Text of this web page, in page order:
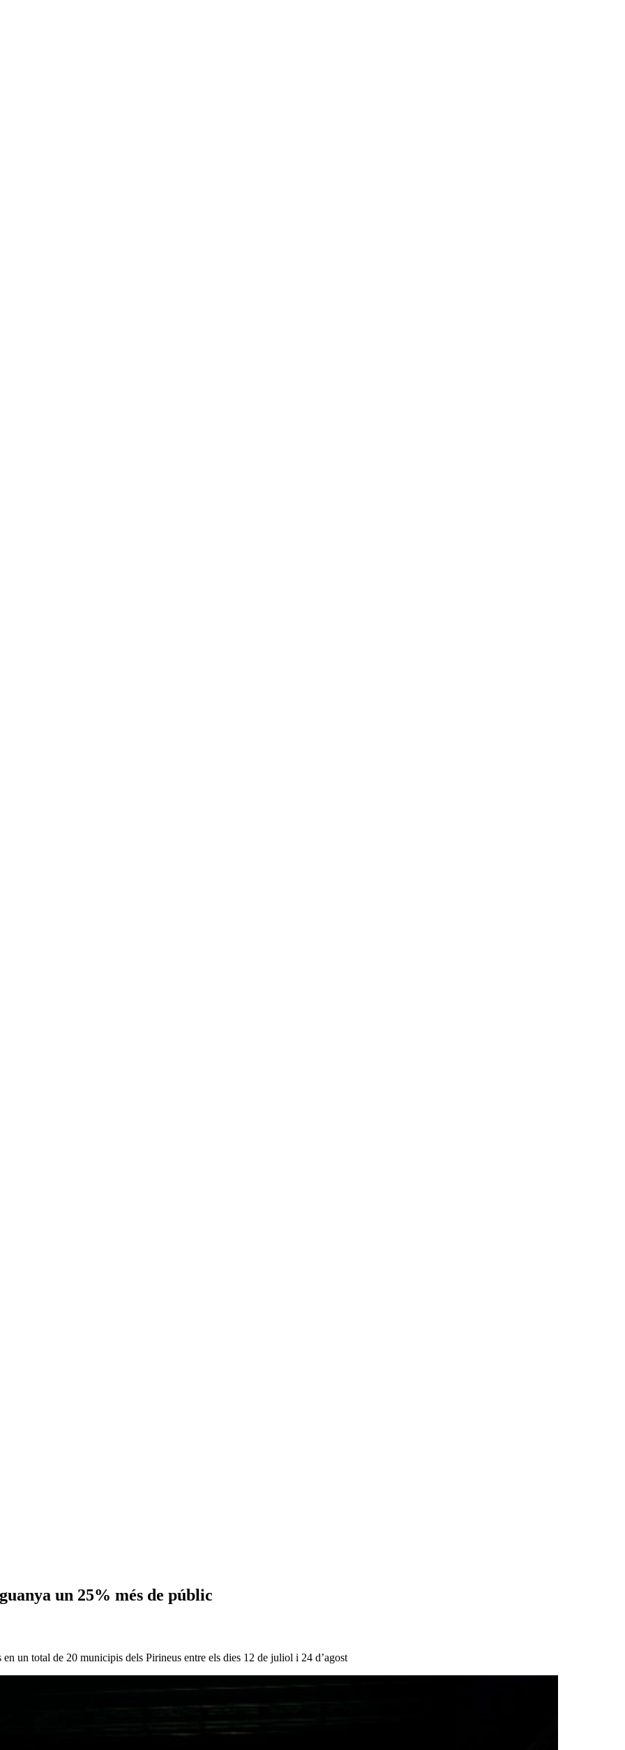
un 25% més de públic
un total de 20 municipis dels Pirineus entre els dies 12 de juliol i 24 d’agost